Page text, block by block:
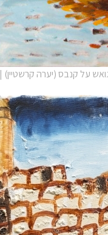
על קנבס (יערה קרשטיין) | 2018